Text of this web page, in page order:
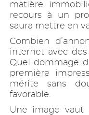
matière
recours à un
saura mettre en
Combien
internet avec
Quel dommage
première
mérite sans
favorable.
Une image